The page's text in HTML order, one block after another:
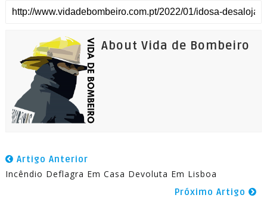
About Vida de Bombeiro
Artigo Anterior
Incêndio Deflagra Em Casa Devoluta Em Lisboa
Próximo Artigo